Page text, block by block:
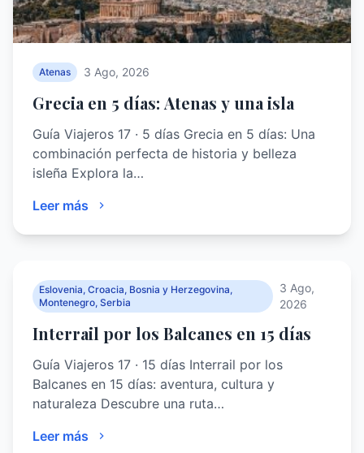
Atenas 3 Ago, 2026
Grecia en 5 días: Atenas y una isla
Guía Viajeros 17 · 5 días Grecia en 5 días: Una
combinación perfecta de historia y belleza
isleña Explora la…
Leer más
Eslovenia, Croacia, Bosnia y Herzegovina,
Montenegro, Serbia
3 Ago,
2026
Interrail por los Balcanes en 15 días
Guía Viajeros 17 · 15 días Interrail por los
Balcanes en 15 días: aventura, cultura y
naturaleza Descubre una ruta…
Leer más